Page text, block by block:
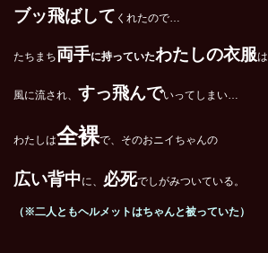
ブッ飛ばして くれたので…
たちまち両手に持っていたわたしの衣服は
風に流され、 すっ飛んでいってしまい…
わたしは全裸で、そのおニイちゃんの
広い背中に、 必死でしがみついている。
（※二人ともヘルメットはちゃんと被っていた）